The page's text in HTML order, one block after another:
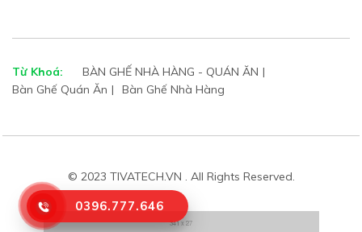
Từ Khoá:
BÀN GHẾ NHÀ HÀNG - QUÁN ĂN
Bàn Ghế Quán Ăn
Bàn Ghế Nhà Hàng
© 2023 TIVATECH.VN . All Rights Reserved.
0396.777.646